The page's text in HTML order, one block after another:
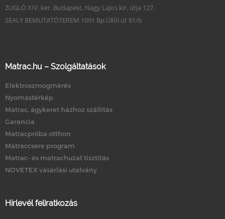
ZUGLÓ XIV. ker. Budapest, Nagy Lajos kir. útja 127.
SEALY BEMUTATÓTEREM 1091 Bp.Üllői út 81/b
Matrac.hu – Szolgáltatások
Elektroszmogmérés
Nyomástérkép
Matrac, ágykeret házhoz szállítás
Garancia
Matracpróba otthon
Matraccsere program
Matrac- és matrachuzat tisztítás
NOVETEX vásárlási utalvány
Hírlevél feliratkozás